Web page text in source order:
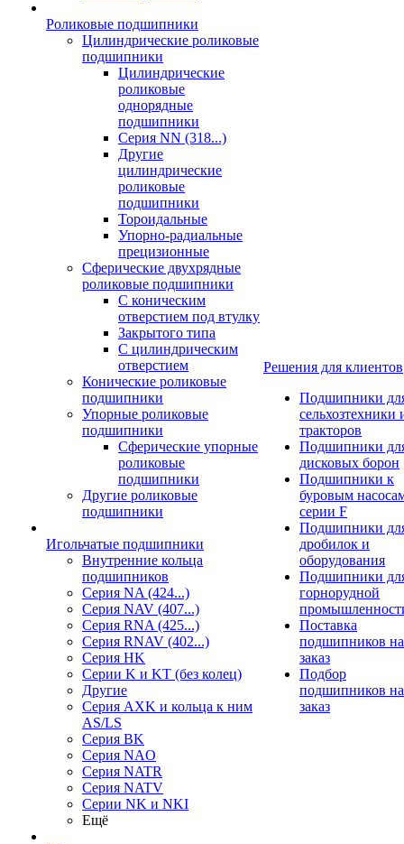
Роликовые подшипники
Цилиндрические роликовые
подшипники
Цилиндрические
роликовые
однорядные
подшипники
Серия NN (318...)
Другие
цилиндрические
роликовые
подшипники
Тороидальные
Упорно-радиальные
прецизионные
Сферические двухрядные
роликовые подшипники
С коническим
отверстием под втулку
Закрытого типа
С цилиндрическим
отверстием
Конические роликовые
подшипники
Упорные роликовые
подшипники
Сферические упорные
роликовые
подшипники
Другие роликовые
подшипники
Игольчатые подшипники
Внутренние кольца
подшипников
Серия NA (424...)
Серия NAV (407...)
Серия RNA (425...)
Серия RNAV (402...)
Серия HK
Серии K и KT (без колец)
Другие
Серия AXK и кольца к ним
AS/LS
Серия BK
Серия NAO
Серия NATR
Серия NATV
Серии NK и NKI
Ещё
Решения для клиентов
Подшипники
сельхозтехники
тракторов
Подшипники
дисковых борон
Подшипники к
буровым
серии F
Подшипники
дробилок и
оборудования
Подшипники
горнорудной
Поставка
подшипников на
заказ
Подбор
подшипников на
заказ